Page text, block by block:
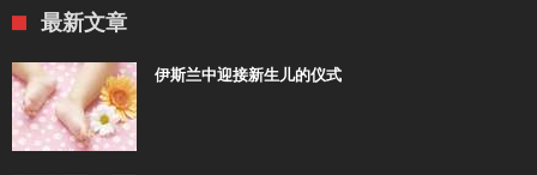
最新文章
伊斯兰中迎接新生儿的仪式